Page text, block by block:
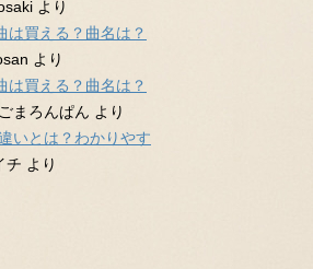
より
は買える？曲名は？
より
は買える？曲名は？
まろんぱん より
いとは？わかりやす
チ より